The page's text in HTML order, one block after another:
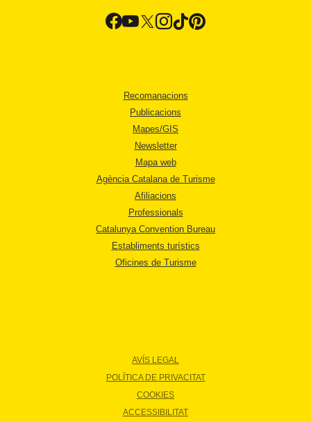
Recomanacions
Publicacions
Mapes/GIS
Newsletter
Mapa web
Agència Catalana de Turisme
Afiliacions
Professionals
Catalunya Convention Bureau
Establiments turístics
Oficines de Turisme
AVÍS LEGAL
POLÍTICA DE PRIVACITAT
COOKIES
ACCESSIBILITAT